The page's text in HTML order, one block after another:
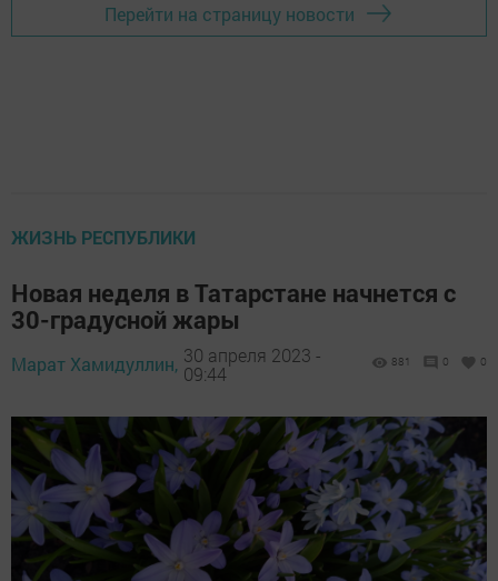
Перейти на страницу новости
ЖИЗНЬ РЕСПУБЛИКИ
Новая неделя в Татарстане начнется с
30-градусной жары
Марат Хамидуллин, 30 апреля 2023 -
09:44
881 0 0